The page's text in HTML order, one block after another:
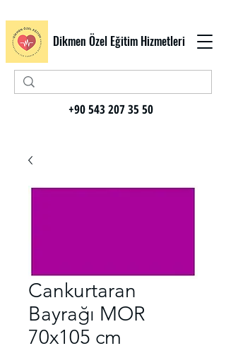
Dikmen Özel Eğitim Hizmetleri
+90 543 207 35 50
Cankurtaran
Bayrağı MOR
70x105 cm